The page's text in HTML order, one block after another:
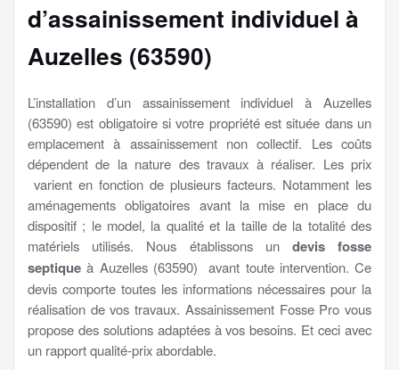
d’assainissement individuel à
Auzelles (63590)
L’installation d’un assainissement individuel à Auzelles
(63590) est obligatoire si votre propriété est située dans un
emplacement à assainissement non collectif. Les coûts
dépendent de la nature des travaux à réaliser. Les prix
varient en fonction de plusieurs facteurs. Notamment les
aménagements obligatoires avant la mise en place du
dispositif ; le model, la qualité et la taille de la totalité des
matériels utilisés. Nous établissons un devis fosse
septique à Auzelles (63590) avant toute intervention. Ce
devis comporte toutes les informations nécessaires pour la
réalisation de vos travaux. Assainissement Fosse Pro vous
propose des solutions adaptées à vos besoins. Et ceci avec
un rapport qualité-prix abordable.